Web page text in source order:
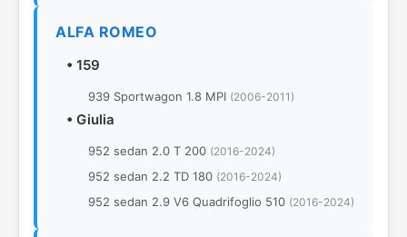
ALFA ROMEO
• 159
939 Sportwagon 1.8 MPI (2006-2011)
• Giulia
952 sedan 2.0 T 200 (2016-2024)
952 sedan 2.2 TD 180 (2016-2024)
952 sedan 2.9 V6 Quadrifoglio 510 (2016-2024)